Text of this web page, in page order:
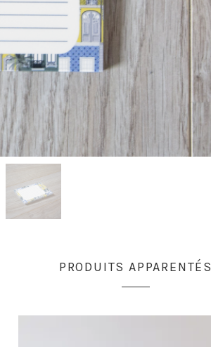
PRODUITS APPARENTÉS